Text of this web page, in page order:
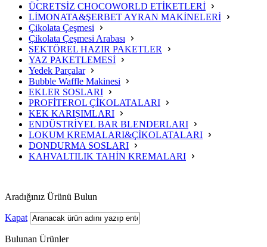
ÜCRETSİZ CHOCOWORLD ETİKETLERİ
LİMONATA&ŞERBET AYRAN MAKİNELERİ
Çikolata Çeşmesi
Çikolata Çeşmesi Arabası
SEKTÖREL HAZIR PAKETLER
YAZ PAKETLEMESİ
Yedek Parçalar
Bubble Waffle Makinesi
EKLER SOSLARI
PROFİTEROL ÇİKOLATALARI
KEK KARIŞIMLARI
ENDÜSTRİYEL BAR BLENDERLARI
LOKUM KREMALARI&ÇİKOLATALARI
DONDURMA SOSLARI
KAHVALTILIK TAHİN KREMALARI
Aradığınız Ürünü Bulun
Kapat
Bulunan Ürünler